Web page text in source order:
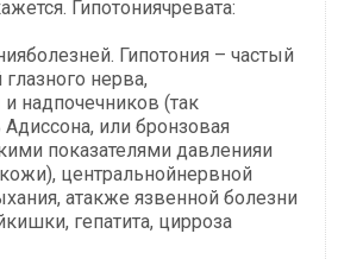
Гипотониячревата:
Гипотония – частый
нерва,
надпочечников (так
или бронзовая
показателями давленияи
центральнойнервной
атакже язвенной болезни
гепатита, цирроза